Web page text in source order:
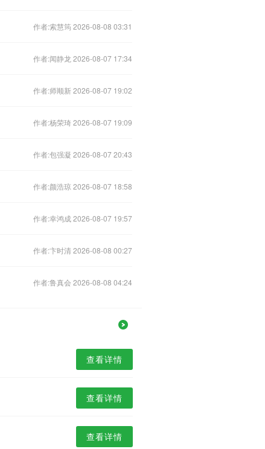
作者:索慧筠 2026-08-08 03:31
作者:闻静龙 2026-08-07 17:34
作者:师顺新 2026-08-07 19:02
作者:杨荣琦 2026-08-07 19:09
作者:包强凝 2026-08-07 20:43
作者:颜浩琼 2026-08-07 18:58
作者:幸鸿成 2026-08-07 19:57
作者:卞时清 2026-08-08 00:27
作者:鲁真会 2026-08-08 04:24
查看详情
查看详情
查看详情